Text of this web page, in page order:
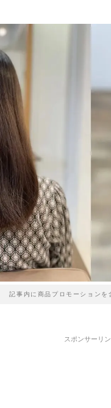
記事内に商品プロモーションを
スポンサーリ